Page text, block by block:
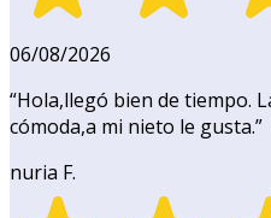
06/08/2026
“Hola,llegó bien de tiempo.
cómoda,a mi nieto le gusta.”
nuria F.